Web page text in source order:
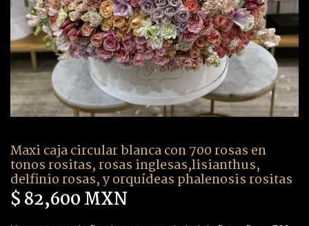
Maxi caja circular blanca con 700 rosas en
tonos rositas, rosas inglesas,lisianthus,
delfinio rosas, y orquídeas phalenosis rositas
$ 82,600 MXN